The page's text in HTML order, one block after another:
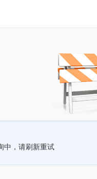
中，请刷新重试